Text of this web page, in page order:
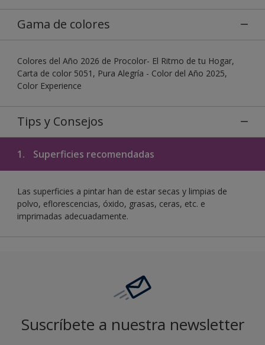
Gama de colores
Colores del Año 2026 de Procolor- El Ritmo de tu Hogar,
Carta de color 5051, Pura Alegría - Color del Año 2025,
Color Experience
Tips y Consejos
1. Superficies recomendadas
Las superficies a pintar han de estar secas y limpias de
polvo, eflorescencias, óxido, grasas, ceras, etc. e
imprimadas adecuadamente.
Suscríbete a nuestra newsletter